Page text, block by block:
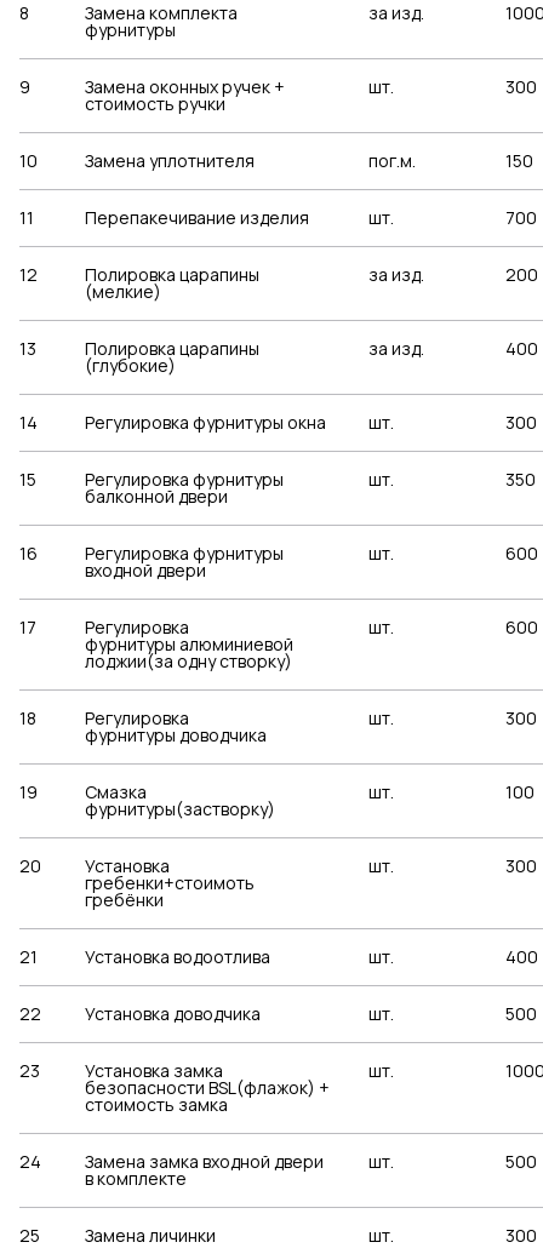
8 Замена комплекта
фурнитуры
за изд.
9 Замена оконных ручек +
стоимость ручки
шт. 300
10 Замена уплотнителя пог.м. 150
11 Перепакечивание изделия шт. 700
12 Полировка царапины
(мелкие)
за изд. 200
13 Полировка царапины
(глубокие)
за изд. 400
14 Регулировка фурнитуры окна шт. 300
15 Регулировка фурнитуры
балконной двери
шт. 350
16 Регулировка фурнитуры
входной двери
шт. 600
17 Регулировка
фурнитуры алюминиевой
лоджии(за одну створку)
шт. 600
18 Регулировка
фурнитуры доводчика
шт. 300
19 Смазка
фурнитуры(застворку)
шт. 100
20 Установка
гребенки+стоимоть
гребёнки
шт. 300
21 Установка водоотлива шт. 400
22 Установка доводчика шт. 500
23 Установка замка
безопасности BSL(флажок) +
стоимость замка
шт.
24 Замена замка входной двери
в комплекте
шт. 500
25 Замена личинки шт. 300